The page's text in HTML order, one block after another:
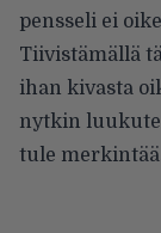
pensseli ei
Tiivistämällä
ihan kivasta
nytkin
tule